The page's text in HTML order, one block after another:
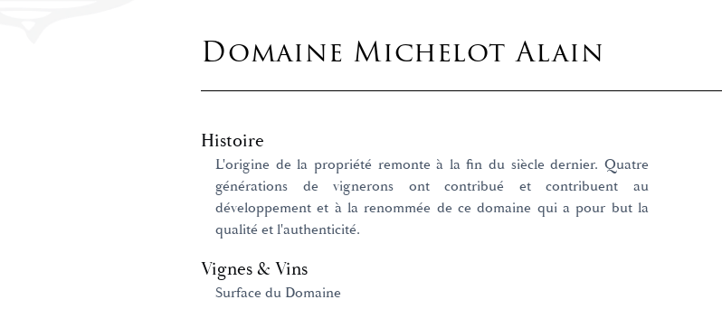
Domaine Michelot Alain
Histoire
L'origine de la propriété remonte à la fin du siècle dernier. Quatre
générations de vignerons ont contribué et contribuent au
développement et à la renommée de ce domaine qui a pour but la
qualité et l'authenticité.
Vignes & Vins
Surface du Domaine